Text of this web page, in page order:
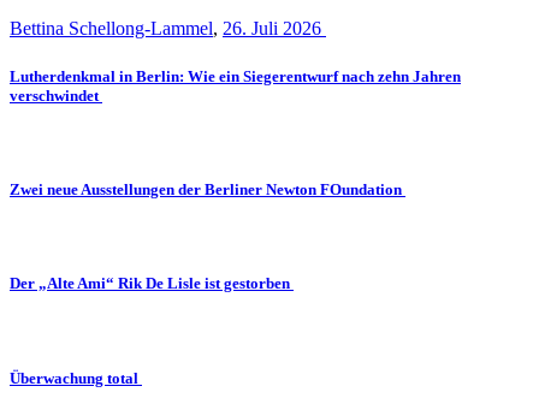
Bettina Schellong-Lammel, 26. Juli 2026
Lutherdenkmal in Berlin: Wie ein Siegerentwurf nach zehn Jahren
verschwindet
Zwei neue Ausstellungen der Berliner Newton FOundation
Der „Alte Ami“ Rik De Lisle ist gestorben
Überwachung total